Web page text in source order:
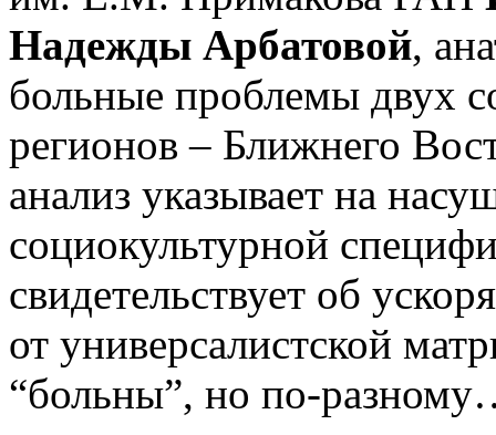
Надежды Арбатовой,
больные проблемы двух
регионов – Ближнего
анализ указывает на
социокультурной
свидетельствует об
от универсалистской
“больны”, но по-